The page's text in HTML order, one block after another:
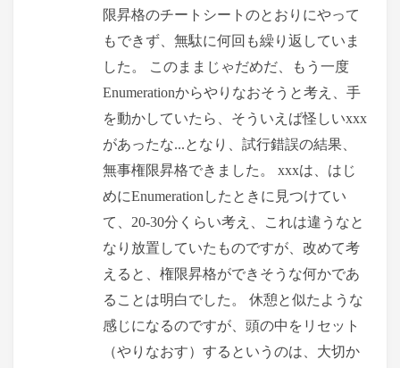
限昇格のチートシートのとおりにやって
もできず、無駄に何回も繰り返していま
した。 このままじゃだめだ、もう一度
Enumerationからやりなおそうと考え、手
を動かしていたら、そういえば怪しいxxx
があったな...となり、試行錯誤の結果、
無事権限昇格できました。 xxxは、はじ
めにEnumerationしたときに見つけてい
て、20-30分くらい考え、これは違うなと
なり放置していたものですが、改めて考
えると、権限昇格ができそうな何かであ
ることは明白でした。 休憩と似たような
感じになるのですが、頭の中をリセット
（やりなおす）するというのは、大切か